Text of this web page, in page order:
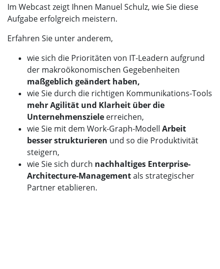
Im Webcast zeigt Ihnen Manuel Schulz, wie Sie diese
Aufgabe erfolgreich meistern.
Erfahren Sie unter anderem,
wie sich die Prioritäten von IT-Leadern aufgrund
der makroökonomischen Gegebenheiten
maßgeblich geändert haben,
wie Sie durch die richtigen Kommunikations-Tools
mehr Agilität und Klarheit über die
Unternehmensziele erreichen,
wie Sie mit dem Work-Graph-Modell Arbeit
besser strukturieren und so die Produktivität
steigern,
wie Sie sich durch nachhaltiges Enterprise-
Architecture-Managementals strategischer
Partner etablieren.